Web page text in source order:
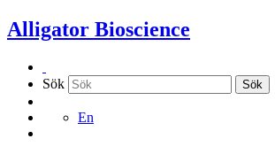
Hoppa
till
Alligator Bioscience
Sök Sök
En